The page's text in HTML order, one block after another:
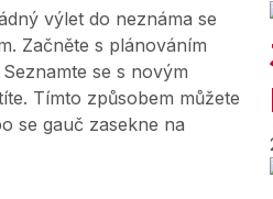
výlet do neznáma se
Začněte s plánováním
se s novým
Tímto způsobem můžete
se gauč zasekne na